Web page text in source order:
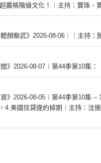
嚴格階級文化！︱主持：寶珠、
聽顏聯武》2026-08-06︱︱主持：
間》2026-08-07︱第44季第10集：
資》2026-08-05︱第44季第10集 –
4.美國信貸違約掉期︱主持：沈